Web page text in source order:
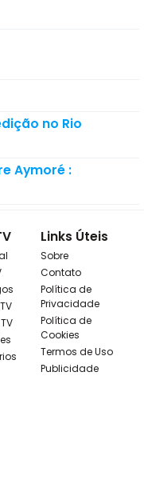
no Rio
Aymoré :
Links Úteis
Sobre
Contato
Política de
Privacidade
Política de
Cookies
Termos de Uso
Publicidade